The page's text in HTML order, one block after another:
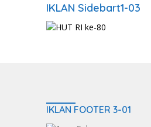
IKLAN Sidebart1-03
IKLAN FOOTER 3-01